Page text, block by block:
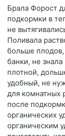
Брала Форост
подкормки в
не
Поливала
больше плодов,
банки, не
плотной,
удобный, не
для комнатных
после
органических
органическим